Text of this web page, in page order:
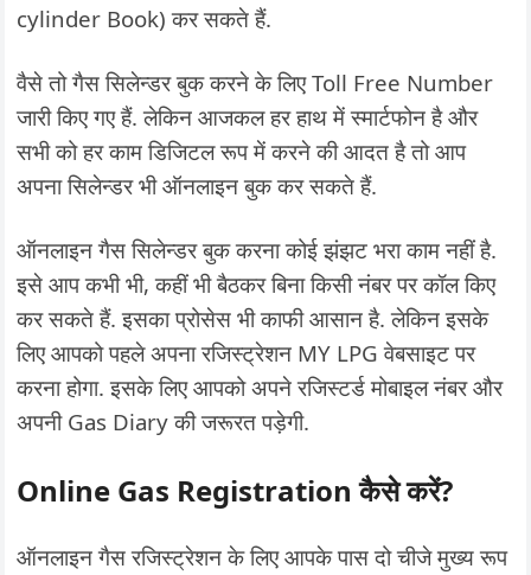
cylinder Book) कर सकते हैं.
वैसे तो गैस सिलेन्डर बुक करने के लिए Toll Free Number
जारी किए गए हैं. लेकिन आजकल हर हाथ में स्मार्टफोन है और
सभी को हर काम डिजिटल रूप में करने की आदत है तो आप
अपना सिलेन्डर भी ऑनलाइन बुक कर सकते हैं.
ऑनलाइन गैस सिलेन्डर बुक करना कोई झंझट भरा काम नहीं है.
इसे आप कभी भी, कहीं भी बैठकर बिना किसी नंबर पर कॉल किए
कर सकते हैं. इसका प्रोसेस भी काफी आसान है. लेकिन इसके
लिए आपको पहले अपना रजिस्ट्रेशन MY LPG वेबसाइट पर
करना होगा. इसके लिए आपको अपने रजिस्टर्ड मोबाइल नंबर और
अपनी Gas Diary की जरूरत पड़ेगी.
Online Gas Registration कैसे करें?
ऑनलाइन गैस रजिस्ट्रेशन के लिए आपके पास दो चीजे मुख्य रूप